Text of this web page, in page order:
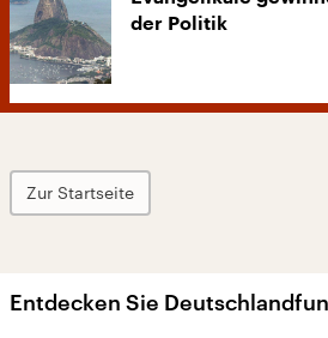
der Politik
Zur Startseite
Entdecken Sie